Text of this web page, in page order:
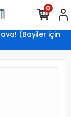
(Bayiler için
0